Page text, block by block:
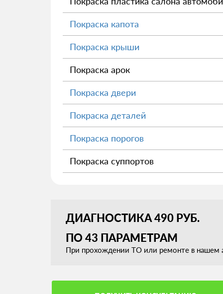
Покраска капота
Покраска крыши
Покраска арок
Покраска двери
Покраска деталей
Покраска порогов
Покраска суппортов
ДИАГНОСТИКА 490 РУБ.
ПО 43 ПАРАМЕТРАМ
При прохождении ТО или ремонте в нашем